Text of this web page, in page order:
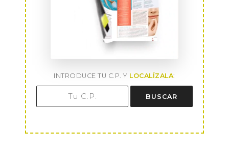
INTRODUCE TU C.P. Y LOCALÍZALA:
BUSCAR